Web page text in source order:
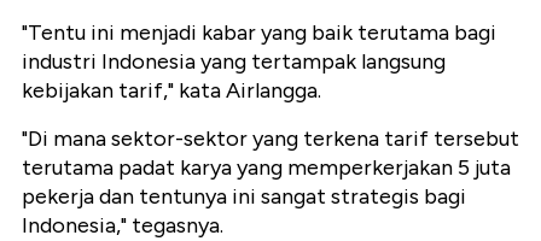
"Tentu ini menjadi kabar yang baik terutama bagi
industri Indonesia yang tertampak langsung
kebijakan tarif," kata Airlangga.
"Di mana sektor-sektor yang terkena tarif tersebut
terutama padat karya yang memperkerjakan 5 juta
pekerja dan tentunya ini sangat strategis bagi
Indonesia," tegasnya.